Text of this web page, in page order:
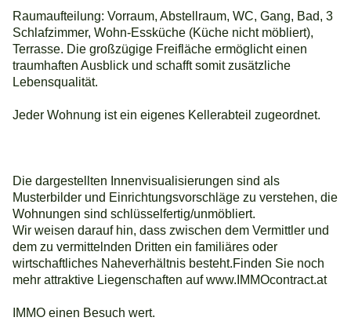
Raumaufteilung: Vorraum, Abstellraum, WC, Gang, Bad, 3
Schlafzimmer, Wohn-Essküche (Küche nicht möbliert),
Terrasse. Die großzügige Freifläche ermöglicht einen
traumhaften Ausblick und schafft somit zusätzliche
Lebensqualität.
Jeder Wohnung ist ein eigenes Kellerabteil zugeordnet.
Die dargestellten Innenvisualisierungen sind als
Musterbilder und Einrichtungsvorschläge zu verstehen, die
Wohnungen sind schlüsselfertig/unmöbliert.
Wir weisen darauf hin, dass zwischen dem Vermittler und
dem zu vermittelnden Dritten ein familiäres oder
wirtschaftliches Naheverhältnis besteht.Finden Sie noch
mehr attraktive Liegenschaften auf www.IMMOcontract.at
IMMO einen Besuch wert.